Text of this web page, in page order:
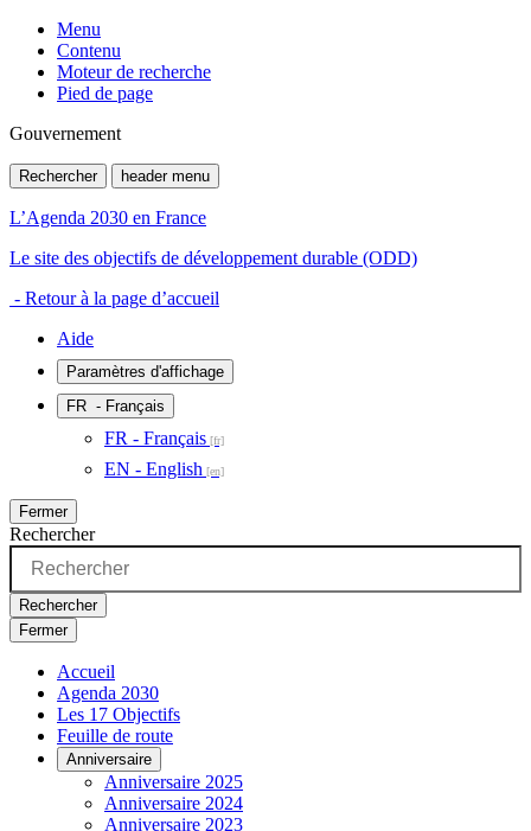
Menu
Contenu
Moteur de recherche
Pied de page
Gouvernement
Rechercher header menu
L’Agenda 2030 en France
Le site des objectifs de développement durable (ODD)
- Retour à la page d’accueil
Aide
Paramètres d'affichage
FR - Français
FR - Français
EN - English
Fermer
Rechercher
Rechercher
Fermer
Accueil
Agenda 2030
Les 17 Objectifs
Feuille de route
Anniversaire
Anniversaire 2025
Anniversaire 2024
Anniversaire 2023